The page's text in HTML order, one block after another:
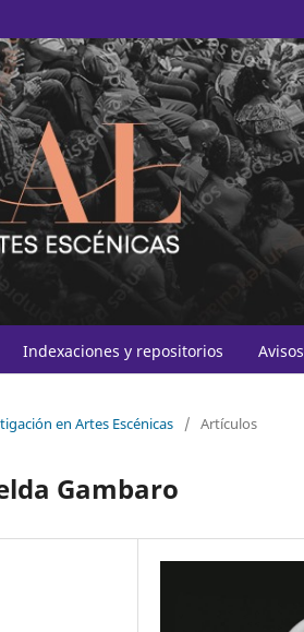
Indexaciones y repositorios Avisos
en Artes Escénicas / Artículos
Gambaro